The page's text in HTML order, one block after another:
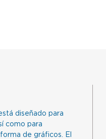
diseñado para
como para
de gráficos. El